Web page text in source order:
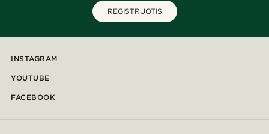
REGISTRUOTIS
INSTAGRAM
YOUTUBE
FACEBOOK